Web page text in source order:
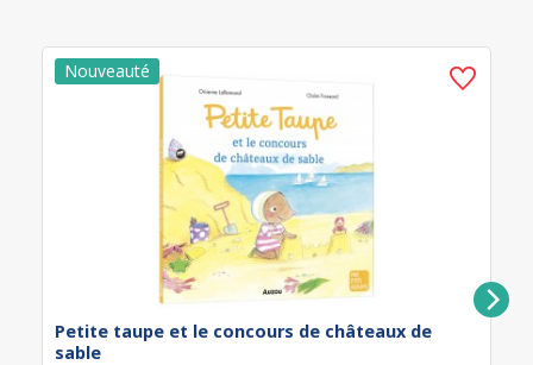
Petite taupe et le concours de châteaux de
sable